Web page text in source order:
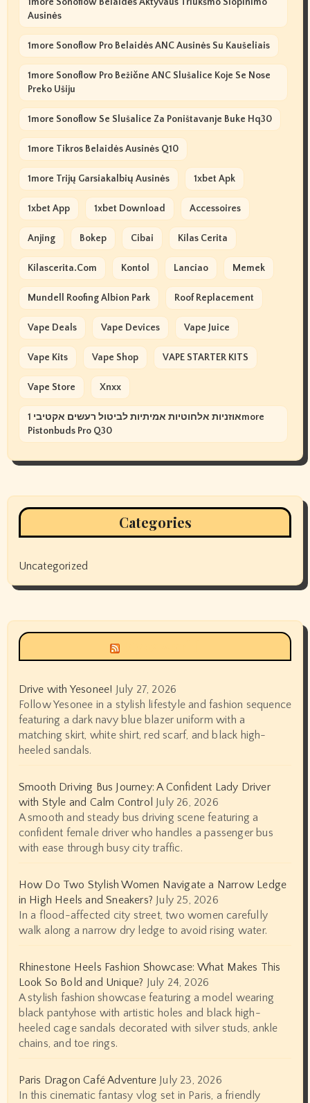
Ausinės
1more Sonoflow Pro Belaidės ANC Ausinės Su Kaušeliais
1more Sonoflow Pro Bežične ANC Slušalice Koje Se Nose
Preko Ušiju
1more Sonoflow Se Slušalice Za Poništavanje Buke Hq30
1more Tikros Belaidės Ausinės Q10
1more Trijų Garsiakalbių Ausinės 1xbet Apk
1xbet App 1xbet Download Accessoires
Anjing Bokep Cibai Kilas Cerita
Kilascerita.com Kontol Lanciao Memek
Mundell Roofing Albion Park Roof Replacement
Vape Deals Vape Devices Vape Juice
Vape Kits Vape Shop VAPE STARTER KITS
Vape Store Xnxx
אוזניות אלחוטיות אמיתיות לביטול רעשים אקטיבי 1more
Pistonbuds Pro Q30
Categories
Uncategorized
Drive with Yesonee! July 27, 2026
Follow Yesonee in a stylish lifestyle and fashion sequence
featuring a dark navy blue blazer uniform with a
matching skirt, white shirt, red scarf, and black high-
heeled sandals.
Smooth Driving Bus Journey: A Confident Lady Driver
with Style and Calm Control July 26, 2026
A smooth and steady bus driving scene featuring a
confident female driver who handles a passenger bus
with ease through busy city traffic.
How Do Two Stylish Women Navigate a Narrow Ledge
in High Heels and Sneakers? July 25, 2026
In a flood-affected city street, two women carefully
walk along a narrow dry ledge to avoid rising water.
Rhinestone Heels Fashion Showcase: What Makes This
Look So Bold and Unique? July 24, 2026
A stylish fashion showcase featuring a model wearing
black pantyhose with artistic holes and black high-
heeled cage sandals decorated with silver studs, ankle
chains, and toe rings.
Paris Dragon Café Adventure July 23, 2026
In this cinematic fantasy vlog set in Paris, a friendly